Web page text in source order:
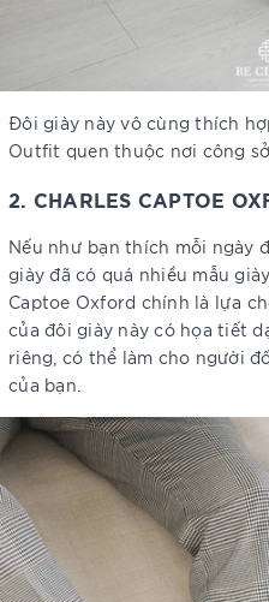
Đôi giày này vô cùng thích
Outfit quen thuộc nơi công
2. CHARLES CAPTOE
Nếu như bạn thích mỗi ngày
giày đã có quá nhiều mẫu
Captoe Oxford chính là lựa
của đôi giày này có họa tiết
riêng, có thể làm cho người
của bạn.